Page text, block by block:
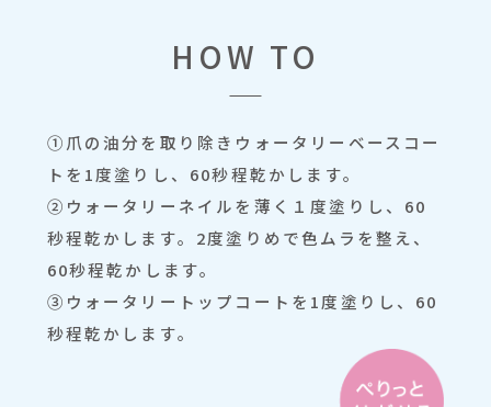
HOW TO
①爪の油分を取り除きウォータリーベースコー
トを1度塗りし、60秒程乾かします。
②ウォータリーネイルを薄く１度塗りし、60
秒程乾かします。2度塗りめで色ムラを整え、
60秒程乾かします。
③ウォータリートップコートを1度塗りし、60
秒程乾かします。